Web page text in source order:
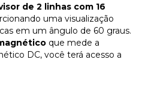
de 2 linhas com 16
uma visualização
em um ângulo de 60 graus.
que mede a
DC, você terá acesso a